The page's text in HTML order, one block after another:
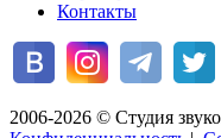
Контакты
2006-2026 © Студия